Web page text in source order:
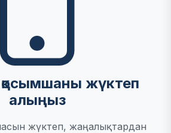
жүктеп
алыңыз
жүктеп, жаңалықтардан